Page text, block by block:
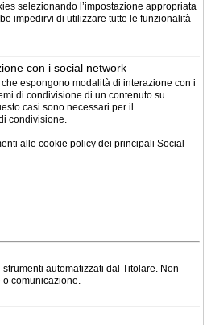
selezionando l’impostazione appropriata
impedirvi di utilizzare tutte le funzionalità
con i social network
espongono modalità di interazione con i
di condivisione di un contenuto su
casi sono necessari per il
condivisione.
alle cookie policy dei principali Social
strumenti automatizzati dal Titolare. Non
o comunicazione.